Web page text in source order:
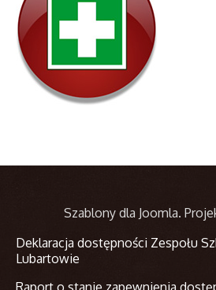
Szablony dla Joomla.
Deklaracja dostępności Zespołu
Lubartowie
Raport o stanie zapewnienia